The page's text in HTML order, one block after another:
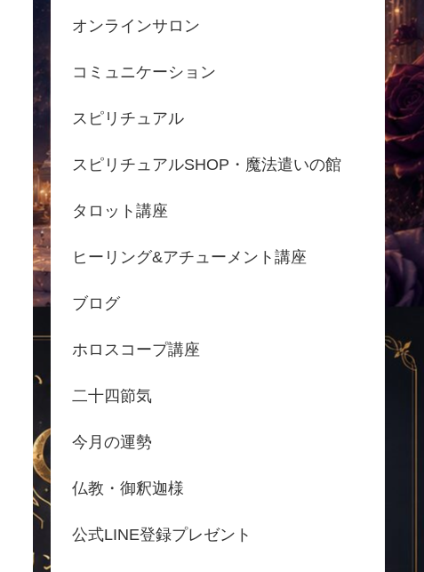
オンラインサロン
コミュニケーション
スピリチュアル
スピリチュアルSHOP・魔法遣いの館
タロット講座
ヒーリング&アチューメント講座
ブログ
ホロスコープ講座
二十四節気
今月の運勢
仏教・御釈迦様
公式LINE登録プレゼント